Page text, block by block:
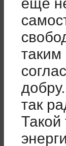
так
Такой